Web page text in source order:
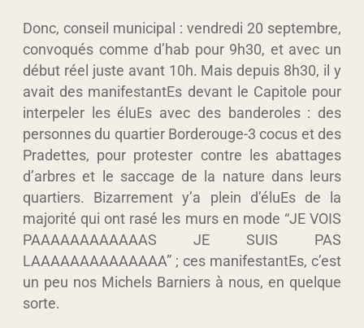
Donc, conseil municipal : vendredi 20 septembre,
convoqués comme d’hab pour 9h30, et avec un
début réel juste avant 10h. Mais depuis 8h30, il y
avait des manifestantEs devant le Capitole pour
interpeler les éluEs avec des banderoles : des
personnes du quartier Borderouge-3 cocus et des
Pradettes, pour protester contre les abattages
d’arbres et le saccage de la nature dans leurs
quartiers. Bizarrement y’a plein d’éluEs de la
majorité qui ont rasé les murs en mode “JE VOIS
PAAAAAAAAAAAAS JE SUIS PAS
LAAAAAAAAAAAAAA” ; ces manifestantEs, c’est
un peu nos Michels Barniers à nous, en quelque
sorte.